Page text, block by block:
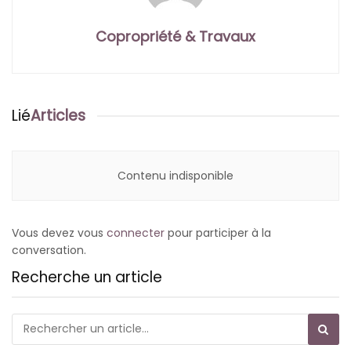
Copropriété & Travaux
LiéArticles
Contenu indisponible
Vous devez vous connecter pour participer à la
conversation.
Recherche un article